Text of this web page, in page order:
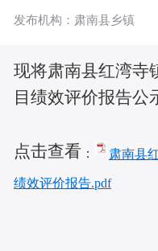
发布机构：肃南县乡镇
现将肃南县红湾寺
目绩效评价报告公
点击查看 ： 肃南县
绩效评价报告.pdf